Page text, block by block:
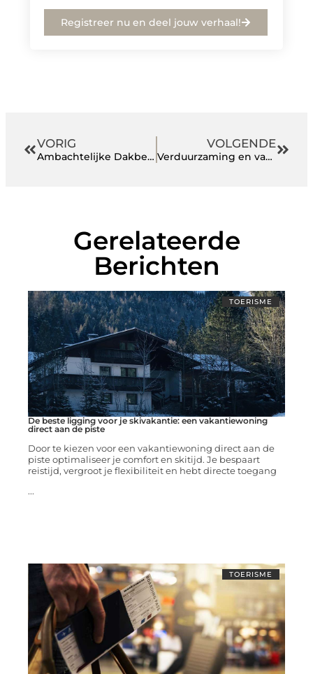
Registreer nu en deel jouw verhaal!
VORIG
Ambachtelijke Dakbedekking in Amersfoort
VOLGENDE
Verduurzaming en vakmanschap zorgt voor een groeiende vraag naar dakdekkers in Nijkerk
Gerelateerde
Berichten
TOERISME
De beste ligging voor je skivakantie: een vakantiewoning
direct aan de piste
Door te kiezen voor een vakantiewoning direct aan de
piste optimaliseer je comfort en skitijd. Je bespaart
reistijd, vergroot je flexibiliteit en hebt directe toegang
...
TOERISME